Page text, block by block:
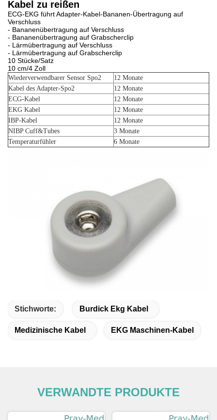
Kabel zu reißen
ECG-EKG führt Adapter-Kabel-Bananen-Übertragung auf
Verschluss
- Bananenübertragung auf Verschluss
- Bananenübertragung auf Grabscherclip
- Lärmübertragung auf Verschluss
- Lärmübertragung auf Grabscherclip
10 Stücke/Satz
10 cm/4 Zoll
Wiederverwendbarer Sensor Spo2
12 Monate
Kabel des Adapter-Spo2
12 Monate
ECG-Kabel
12 Monate
EKG Kabel
12 Monate
IBP-Kabel
12 Monate
NIBP Cuff&Tubes
3 Monate
Temperaturfühler
6 Monate
Stichworte: Burdick Ekg Kabel
Medizinische Kabel EKG Maschinen-Kabel
VERWANDTE PRODUKTE